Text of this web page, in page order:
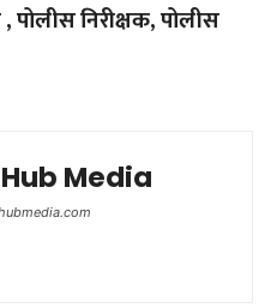
पोलीस निरीक्षक, पोलीस
Media